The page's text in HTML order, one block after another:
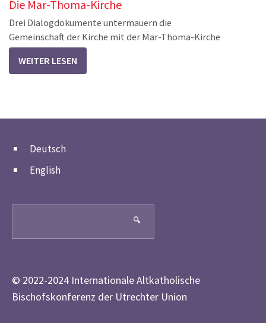
Die Mar-Thoma-Kirche
Drei Dialogdokumente untermauern die
Gemeinschaft der Kirche mit der Mar-Thoma-Kirche
WEITER LESEN
Deutsch
English
🔍
© 2022-2024 Internationale Altkatholische
Bischofskonferenz der Utrechter Union